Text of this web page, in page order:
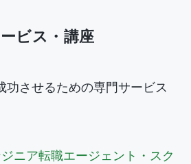
ビス・講座
功させるための専門サービス
ジニア転職エージェント・スク